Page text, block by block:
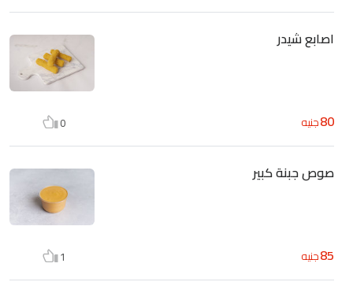
اصابع شيدر
80جنيه 0
صوص جبنة كبير
85جنيه 1